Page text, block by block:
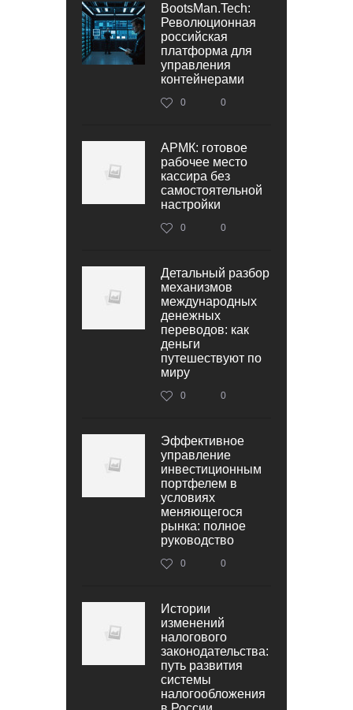
BootsMan.Tech:
Революционная
российская
платформа для
управления
контейнерами
0 0
АРМК: готовое
рабочее место
кассира без
самостоятельной
настройки
0 0
Детальный разбор
механизмов
международных
денежных
переводов: как
деньги
путешествуют по
миру
0 0
Эффективное
управление
инвестиционным
портфелем в
условиях
меняющегося
рынка: полное
руководство
0 0
Истории
изменений
налогового
законодательства:
путь развития
системы
налогообложения